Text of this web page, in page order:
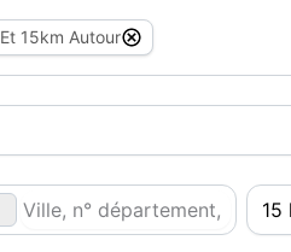
Et 15km Autour